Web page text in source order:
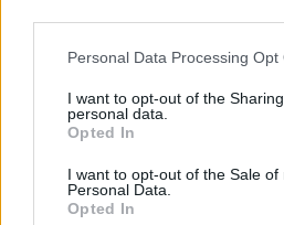
Please note that this website/app
not limited to your visit or usage
grant or deny consent to Google
use your data for below specified
consent section.
Personal Data Processing Opt
I want to opt-out of the
personal data.
Opted In
I want to opt-out of the Sale of
Personal Data.
Opted In
Danske Bank: Ένοχη για
Πρόστιμο 2 δισ. δολαρίων